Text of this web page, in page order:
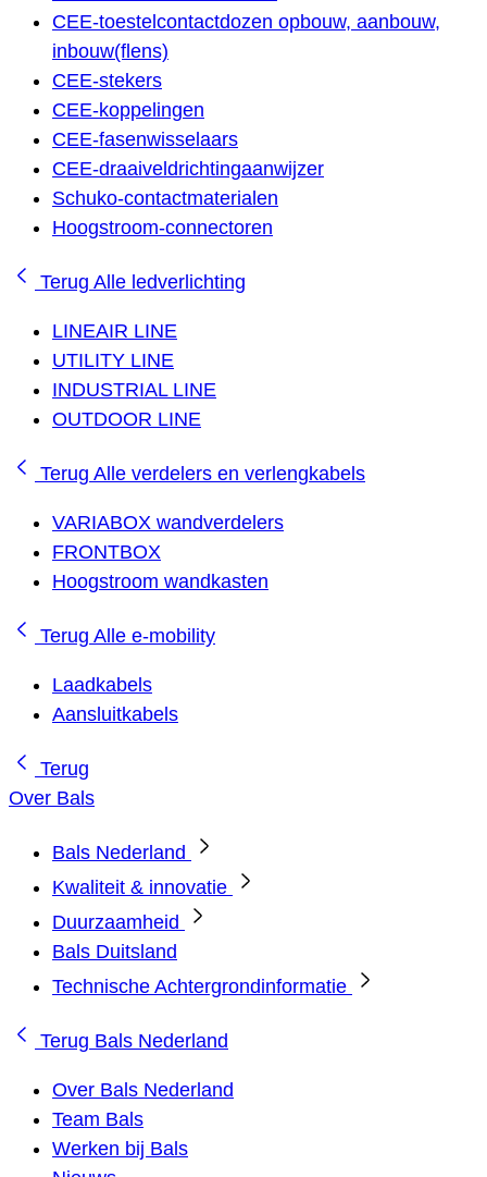
CEE-toestelcontactdozen opbouw, aanbouw,
inbouw(flens)
CEE-stekers
CEE-koppelingen
CEE-fasenwisselaars
CEE-draaiveldrichtingaanwijzer
Schuko-contactmaterialen
Hoogstroom-connectoren
Terug Alle ledverlichting
LINEAIR LINE
UTILITY LINE
INDUSTRIAL LINE
OUTDOOR LINE
Terug Alle verdelers en verlengkabels
VARIABOX wandverdelers
FRONTBOX
Hoogstroom wandkasten
Terug Alle e-mobility
Laadkabels
Aansluitkabels
Terug
Over Bals
Bals Nederland
Kwaliteit & innovatie
Duurzaamheid
Bals Duitsland
Technische Achtergrondinformatie
Terug Bals Nederland
Over Bals Nederland
Team Bals
Werken bij Bals